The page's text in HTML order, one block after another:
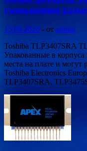
уменьшению
15.09.2020 - от admin
Toshiba TLP3407SRA
Упакованные в
места на плате и могут
Toshiba Electronics
TLP3407SRA,